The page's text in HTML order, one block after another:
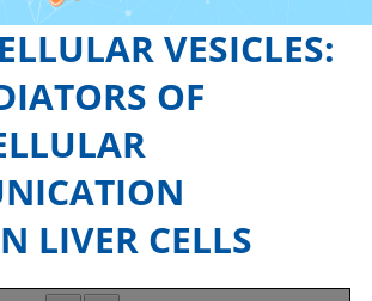
VESICLES:
OF
LIVER CELLS